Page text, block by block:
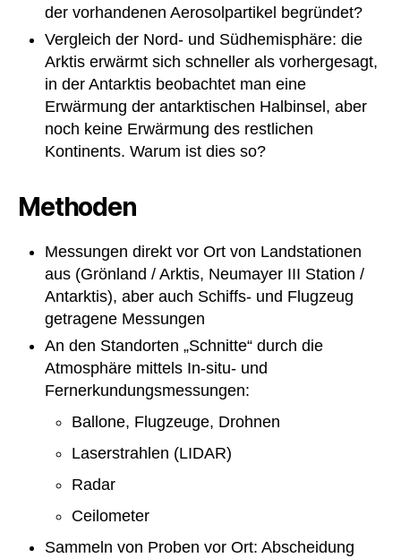
der vorhandenen Aerosolpartikel begründet?
Vergleich der Nord- und Südhemisphäre: die
Arktis erwärmt sich schneller als vorhergesagt,
in der Antarktis beobachtet man eine
Erwärmung der antarktischen Halbinsel, aber
noch keine Erwärmung des restlichen
Kontinents. Warum ist dies so?
Methoden
Messungen direkt vor Ort von Landstationen
aus (Grönland / Arktis, Neumayer III Station /
Antarktis), aber auch Schiffs- und Flugzeug
getragene Messungen
An den Standorten „Schnitte“ durch die
Atmosphäre mittels In-situ- und
Fernerkundungsmessungen:
Ballone, Flugzeuge, Drohnen
Laserstrahlen (LIDAR)
Radar
Ceilometer
Sammeln von Proben vor Ort: Abscheidung